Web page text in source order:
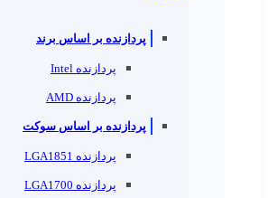
پردازنده بر اساس برند
پردازنده Intel
پردازنده AMD
پردازنده بر اساس سوکت
پردازنده LGA1851
پردازنده LGA1700